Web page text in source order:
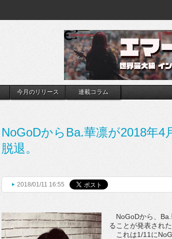
今月のリリース 連載コラム
NoGoDからBa.華凛が2018年4
脱退。
2018/01/11 16:55
NoGoDから、Ba.
ることが発表された
これは1/11に